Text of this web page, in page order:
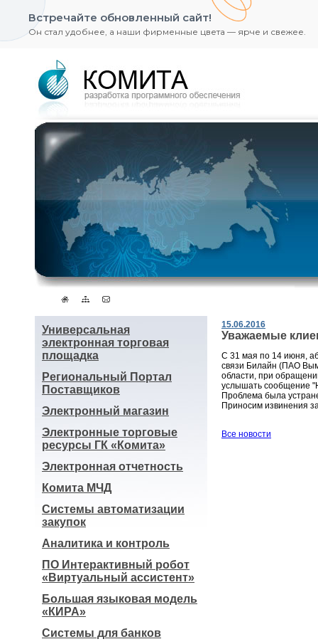
Встречайте обновленный сайт!
Он стал удобнее, а наши фирменные цвета — ярче и свежее.
Универсальная
электронная торговая
площадка
Региональный Портал
Поставщиков
Электронный магазин
Электронные торговые
ресурсы ГК «Комита»
Электронная отчетность
Комита МЧД
Системы автоматизации
закупок
Аналитика и контроль
ПО Интерактивный робот
«Виртуальный ассистент»
Большая языковая модель
«КИРА»
Системы для банков
15.06.2016
Уважаемые
С 31 мая по 14 июня,
связи Билайн (ПАО
области, при
услышать сообщение
Проблема была
Приносим извинения
Все новости